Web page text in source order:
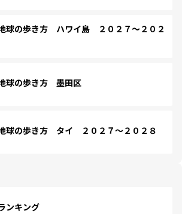
球の歩き方 ハワイ島 ２０２７～２０２
球の歩き方 墨田区
球の歩き方 タイ ２０２７～２０２８
ンキング